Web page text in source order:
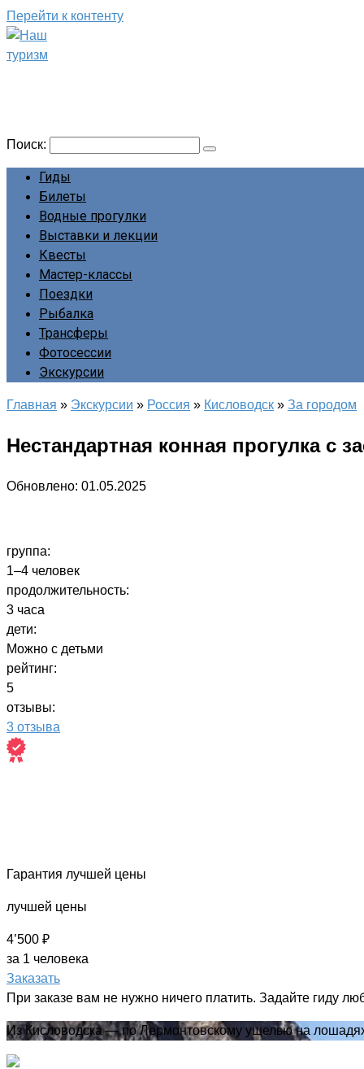
Перейти к контенту
Поиск:
Гиды
Билеты
Водные прогулки
Выставки и лекции
Квесты
Мастер-классы
Поездки
Рыбалка
Трансферы
Фотосессии
Экскурсии
Главная » Экскурсии » Россия » Кисловодск » За городом
Нестандартная конная прогулка с
Обновлено: 01.05.2025
группа:
1–4 человек
продолжительность:
3 часа
дети:
Можно с детьми
рейтинг:
5
отзывы:
3 отзыва
Гарантия лучшей цены
лучшей цены
4’500 ₽
за 1 человека
Заказать
При заказе вам не нужно ничего платить. Задайте гиду
Из Кисловодска — по Лермонтовскому ущелью на